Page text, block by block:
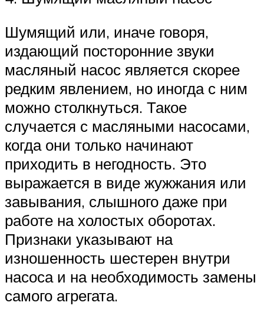
Шумящий или, иначе говоря,
издающий посторонние звуки
масляный насос является скорее
редким явлением, но иногда с ним
можно столкнуться. Такое
случается с масляными насосами,
когда они только начинают
приходить в негодность. Это
выражается в виде жужжания или
завывания, слышного даже при
работе на холостых оборотах.
Признаки указывают на
изношенность шестерен внутри
насоса и на необходимость замены
самого агрегата.